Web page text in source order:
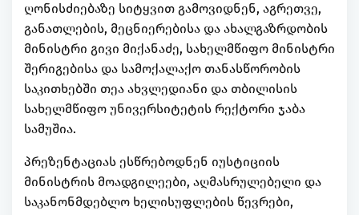
ღონისძიებაზე სიტყვით გამოვიდნენ, აგრეთვე,
განათლების, მეცნიერებისა და ახალგაზრდობის
მინისტრი გივი მიქანაძე, სახელმწიფო მინისტრი
შერიგებისა და სამოქალაქო თანასწორობის
საკითხებში თეა ახვლედიანი და თბილისის
სახელმწიფო უნივერსიტეტის რექტორი ჯაბა
სამუშია.
პრეზენტაციას ესწრებოდნენ იუსტიციის
მინისტრის მოადგილეები, აღმასრულებელი და
საკანონმდებლო ხელისუფლების წევრები,